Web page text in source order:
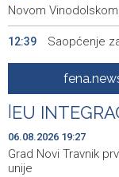
Novom Vinodolskom
12:39 Saopćenje
OIC
Turske, Saudijske
12:04 Zatvoren
11:52
Hrvatska:
Ivana Žabnog, ima
EU
06.08.2026 19:27
Grad Novi Travnik
unije